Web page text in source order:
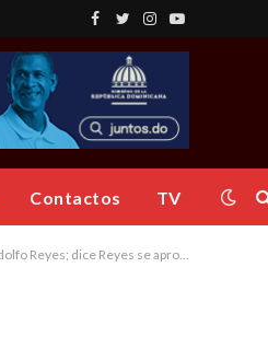
Facebook
TwitterInstagram
YouTube
Contactos TV
préstamos y beneficiarse de manera personal